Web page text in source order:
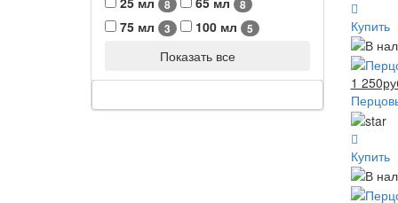
8 8
75 мл 3 100 мл 5
Показать все
Купить
1
Купить